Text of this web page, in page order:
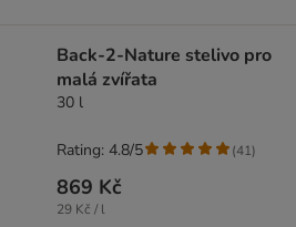
Back-2-Nature stelivo pro
malá zvířata
30 l
869 Kč
29 Kč / l
Rating: 4.8/5 (41)